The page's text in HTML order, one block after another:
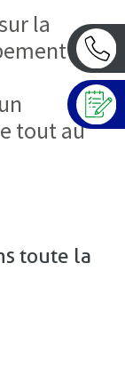
la
des
tout au
toute la